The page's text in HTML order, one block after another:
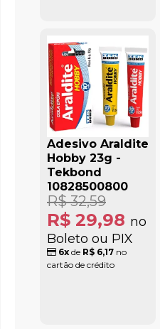
Adesivo Araldite
Hobby 23g -
Tekbond
10828500800
R$ 29,98 no
Boleto ou PIX
R$ 32,59
6x de R$ 6,17 no
cartão de crédito